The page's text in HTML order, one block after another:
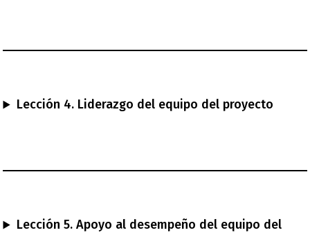
Lección 4. Liderazgo del equipo del proyecto
Lección 5. Apoyo al desempeño del equipo del